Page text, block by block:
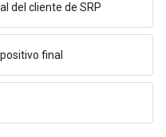
del cliente de SRP
final